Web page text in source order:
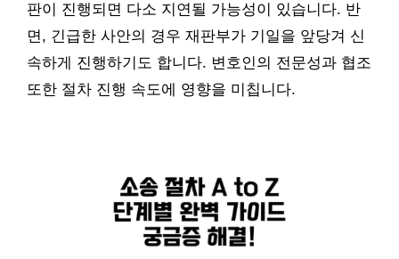
판이 진행되면 다소 지연될 가능성이 있습니다. 반
면, 긴급한 사안의 경우 재판부가 기일을 앞당겨 신
속하게 진행하기도 합니다. 변호인의 전문성과 협조
또한 절차 진행 속도에 영향을 미칩니다.